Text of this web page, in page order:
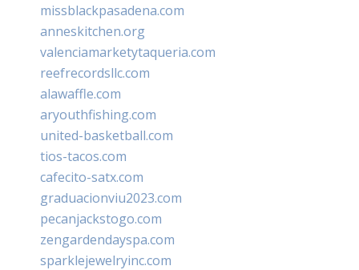
missblackpasadena.com
anneskitchen.org
valenciamarketytaqueria.com
reefrecordsllc.com
alawaffle.com
aryouthfishing.com
united-basketball.com
tios-tacos.com
cafecito-satx.com
graduacionviu2023.com
pecanjackstogo.com
zengardendayspa.com
sparklejewelryinc.com